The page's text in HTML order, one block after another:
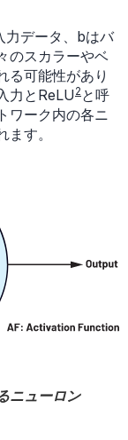
力データ、bはバ
のスカラーやベ
る可能性があり
力とReLU2 と呼
ワーク内の各ニ
す。
ニューロン